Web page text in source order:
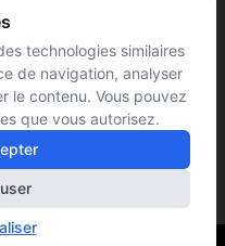
pour vos interventions
nouvelle de L’Arsenal.
technologies similaires
de navigation, analyser
le contenu. Vous pouvez
que vous autorisez.